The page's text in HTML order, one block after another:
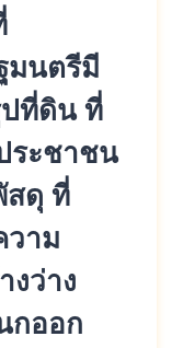
มนตรีมี
ที่ดิน ที่
ระชาชน
สดุ ที่
วาม
งว่าง
กออก